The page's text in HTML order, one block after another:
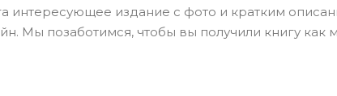
интересующее издание с фото и кратким
Мы позаботимся, чтобы вы получили книгу как